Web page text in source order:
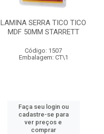
LAMINA SERRA TICO TICO
MDF 50MM STARRETT
Código: 1507
Embalagem: CT\1
Faça seu login ou
cadastre-se para
ver preços e
comprar